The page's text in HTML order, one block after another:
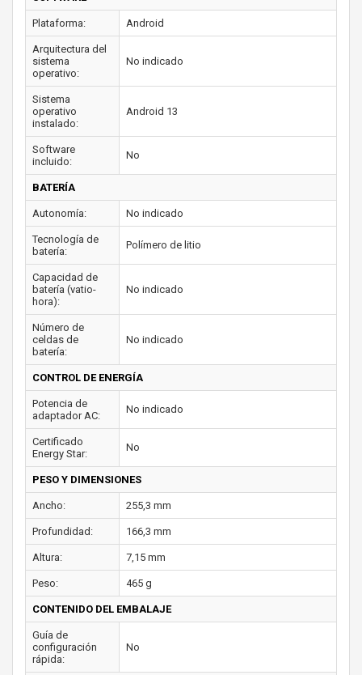
Plataforma: Android
Arquitectura del
sistema
operativo:
No indicado
Sistema
operativo
instalado:
Android 13
Software
incluido:
No
BATERÍA
Autonomía: No indicado
Tecnología de
batería:
Polímero de litio
Capacidad de
batería (vatio-
hora):
No indicado
Número de
celdas de
batería:
No indicado
CONTROL DE ENERGÍA
Potencia de
adaptador AC:
No indicado
Certificado
Energy Star:
No
PESO Y DIMENSIONES
Ancho: 255,3 mm
Profundidad: 166,3 mm
Altura: 7,15 mm
Peso: 465 g
CONTENIDO DEL EMBALAJE
Guía de
configuración
rápida:
No